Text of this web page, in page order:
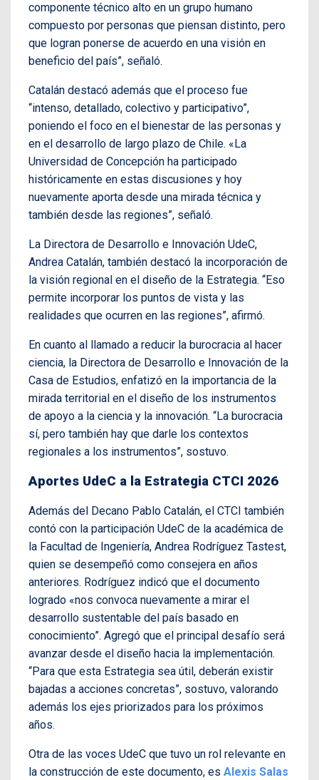
componente técnico alto en un grupo humano
compuesto por personas que piensan distinto, pero
que logran ponerse de acuerdo en una visión en
beneficio del país”, señaló.
Catalán destacó además que el proceso fue
“intenso, detallado, colectivo y participativo”,
poniendo el foco en el bienestar de las personas y
en el desarrollo de largo plazo de Chile. «La
Universidad de Concepción ha participado
históricamente en estas discusiones y hoy
nuevamente aporta desde una mirada técnica y
también desde las regiones”, señaló.
La Directora de Desarrollo e Innovación UdeC,
Andrea Catalán, también destacó la incorporación de
la visión regional en el diseño de la Estrategia. “Eso
permite incorporar los puntos de vista y las
realidades que ocurren en las regiones”, afirmó.
En cuanto al llamado a reducir la burocracia al hacer
ciencia, la Directora de Desarrollo e Innovación de la
Casa de Estudios, enfatizó en la importancia de la
mirada territorial en el diseño de los instrumentos
de apoyo a la ciencia y la innovación. “La burocracia
sí, pero también hay que darle los contextos
regionales a los instrumentos”, sostuvo.
Aportes UdeC a la Estrategia CTCI 2026
Además del Decano Pablo Catalán, el CTCI también
contó con la participación UdeC de la académica de
la Facultad de Ingeniería, Andrea Rodríguez Tastest,
quien se desempeñó como consejera en años
anteriores. Rodríguez indicó que el documento
logrado «nos convoca nuevamente a mirar el
desarrollo sustentable del país basado en
conocimiento”. Agregó que el principal desafío será
avanzar desde el diseño hacia la implementación.
“Para que esta Estrategia sea útil, deberán existir
bajadas a acciones concretas”, sostuvo, valorando
además los ejes priorizados para los próximos
años.
Otra de las voces UdeC que tuvo un rol relevante en
la construcción de este documento, es Alexis Salas